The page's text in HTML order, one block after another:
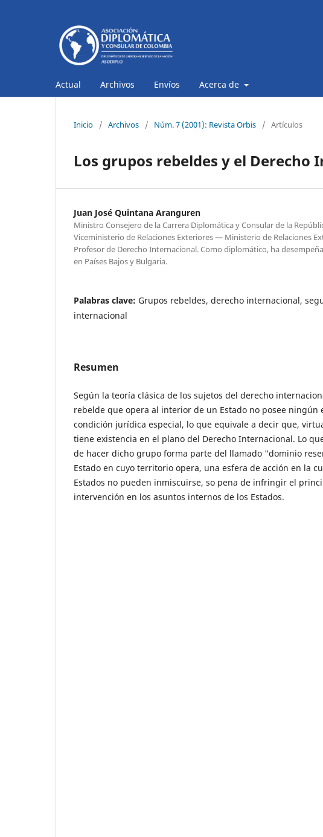
Actual Archivos Envíos Acerca de
Inicio / Archivos / Núm. 7 (2001): Revista Orbis / Artículos
Los grupos rebeldes y el Derecho
Juan José Quintana Aranguren
Ministro Consejero de la Carrera Diplomática y Consular de la
Viceministerio de Relaciones Exteriores — Ministerio de Relaciones
Profesor de Derecho Internacional. Como diplomático, ha
en Países Bajos y Bulgaria.
Palabras clave: Grupos rebeldes, derecho internacional,
internacional
Resumen
Según la teoría clásica de los sujetos del derecho
rebelde que opera al interior de un Estado no posee ningún
condición jurídica especial, lo que equivale a decir que,
tiene existencia en el plano del Derecho Internacional. Lo
de hacer dicho grupo forma parte del llamado "dominio
Estado en cuyo territorio opera, una esfera de acción en la
Estados no pueden inmiscuirse, so pena de infringir el
intervención en los asuntos internos de los Estados.